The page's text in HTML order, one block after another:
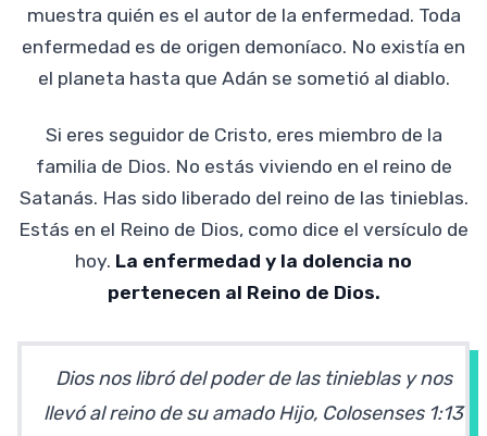
muestra quién es el autor de la enfermedad. Toda
enfermedad es de origen demoníaco. No existía en
el planeta hasta que Adán se sometió al diablo.
Si eres seguidor de Cristo, eres miembro de la
familia de Dios. No estás viviendo en el reino de
Satanás. Has sido liberado del reino de las tinieblas.
Estás en el Reino de Dios, como dice el versículo de
hoy. La enfermedad y la dolencia no
pertenecen al Reino de Dios.
Dios nos libró del poder de las tinieblas y nos
llevó al reino de su amado Hijo, Colosenses 1:13